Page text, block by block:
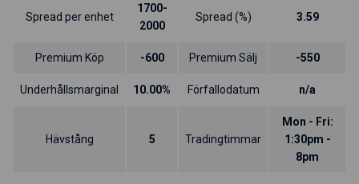
Spread per enhet
1700-
2000
Spread (%) 3.59
Premium Köp -600 Premium Sälj -550
Underhållsmarginal 10.00% Förfallodatum n/a
Hävstång 5 Tradingtimmar
Mon - Fri:
1:30pm -
8pm